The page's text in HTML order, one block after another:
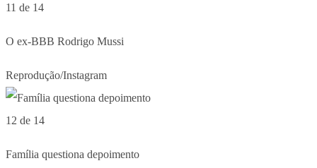
11 de 14
O ex-BBB Rodrigo Mussi
Reprodução/Instagram
12 de 14
Família questiona depoimento